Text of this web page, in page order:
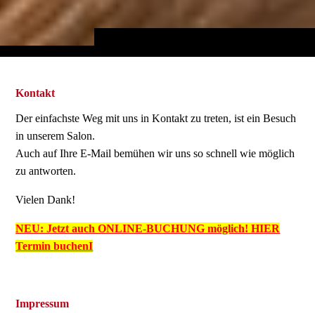
Kontakt
Der einfachste Weg mit uns in Kontakt zu treten, ist ein Besuch
in unserem Salon.
Auch auf Ihre E-Mail bemühen wir uns so schnell wie möglich
zu antworten.
Vielen Dank!
NEU: Jetzt auch ONLINE-BUCHUNG möglich! HIER
Termin buchenI
Impressum